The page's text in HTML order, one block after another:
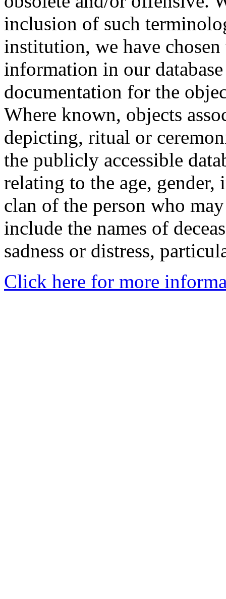
inclusion of such
institution, we have
information in our
documentation for the
Where known, objects
depicting, ritual or
the publicly accessible
relating to the age,
clan of the person who
include the names of
sadness or distress,
Click here for more